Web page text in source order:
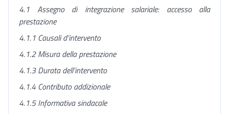
4.1 Assegno di integrazione salariale: accesso alla
prestazione
4.1.1 Causali d’intervento
4.1.2 Misura della prestazione
4.1.3 Durata dell’intervento
4.1.4 Contributo addizionale
4.1.5Informativa sindacale